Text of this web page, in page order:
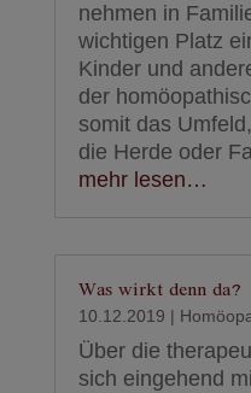
nehmen in
wichtigen Platz
Kinder und
der
somit das
die Herde oder
mehr lesen…
Was wirkt denn da?
10.12.2019 |
Über die
sich eingehend